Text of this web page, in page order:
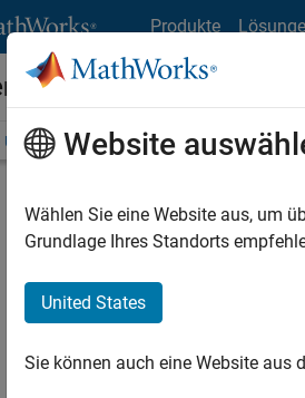
Produkte
bei MathWorks
Übersicht Stellensuche
Es
Website
Wählen Sie eine Website aus, um
Grundlage Ihres Standorts
United States
Sie können auch eine Website aus